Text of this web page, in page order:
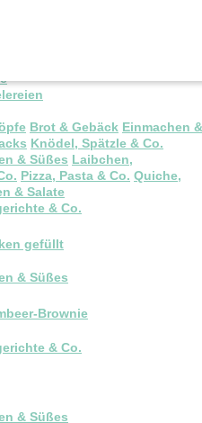
Brot & Gebäck Einmachen &
Knödel, Spätzle & Co.
& Süßes Laibchen,
Pizza, Pasta & Co. Quiche,
& Salate
& Co.
gefüllt
& Süßes
Brownie
& Co.
& Süßes